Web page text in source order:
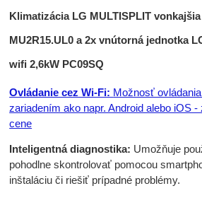
Klimatizácia LG MULTISPLIT
MU2R15.UL0 a 2x vnútorná jednotka
wifi 2,6kW PC09SQ
Ovládanie cez Wi-Fi: Možnosť
zariadením ako napr. Android alebo iOS
cene
Inteligentná diagnostika: Umožňuje
pohodlne skontrolovať pomocou
inštaláciu či riešiť prípadné problémy.